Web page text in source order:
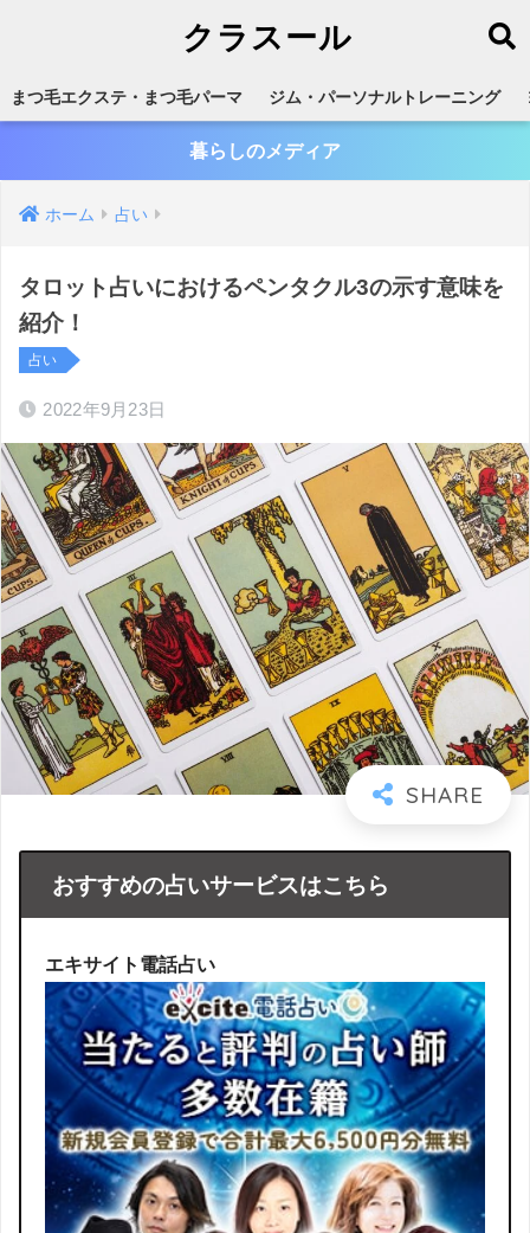
クラスール
まつ毛エクステ・まつ毛パーマ ジム・パーソナルトレーニング
暮らしのメディア
ホーム 占い
タロット占いにおけるペンタクル3の示す意味を
紹介！
占い
2022年9月23日
おすすめの占いサービスはこちら
エキサイト電話占い